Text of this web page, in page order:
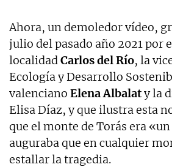
Ahora, un demoledor vídeo,
julio del pasado año 2021 por
localidadCarlos del Río, la
Ecología y Desarrollo
valenciano Elena Albalaty la
Elisa Díaz, y que ilustra esta
que el monte de Torás era
auguraba que en cualquier
estallar la tragedia.